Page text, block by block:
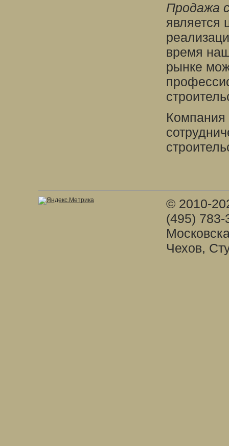
Продажа
является
время
рынке
Компания
© 2010-
(495)
Чехов,